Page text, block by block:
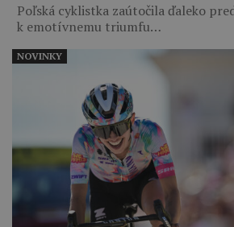
Poľská cyklistka zaútočila ďaleko
k emotívnemu triumfu…
NOVINKY